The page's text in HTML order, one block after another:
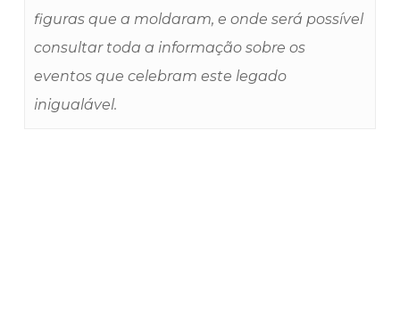
figuras que a moldaram, e onde será possível
consultar toda a informação sobre os
eventos que celebram este legado
inigualável.